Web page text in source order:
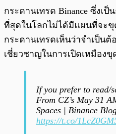
กระดานเทรด Binance ซึ่งเ
ที่สุดในโลกไม่ได้มีแผนที่จะขุ
กระดานเทรดเห็นว่าจำเป็น
เชี่ยวชาญในการเปิดเหมืองขุ
If you prefer to read/
From CZ’s May 31
Spaces | Binance
https://t.co/